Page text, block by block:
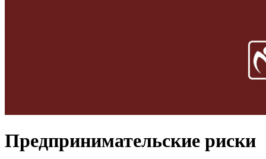
Предпринимательские риски